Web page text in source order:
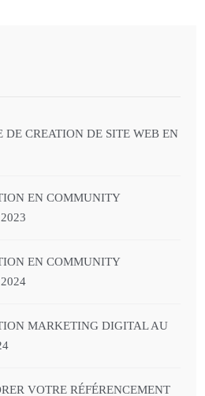
DE CREATION DE SITE WEB EN
EN COMMUNITY
EN COMMUNITY
MARKETING DIGITAL AU
VOTRE RÉFÉRENCEMENT